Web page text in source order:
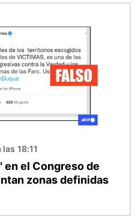
18:11
en el Congreso de
zonas definidas